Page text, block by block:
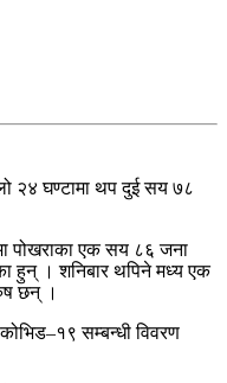
२४ घण्टामा थप दुई सय ७८
पोखराका एक सय ८६ जना
हुन् । शनिबार थपिने मध्य एक
छन् ।
सम्बन्धी विवरण